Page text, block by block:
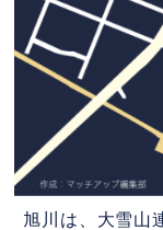
旭川は、大雪山